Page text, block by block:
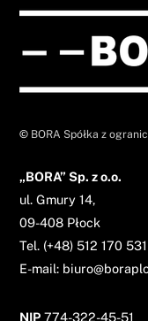
© BORA Spółka z
„BORA” Sp. z o.o.
ul. Gmury 14,
09-408 Płock
Tel. (+48) 512 170 531
E-mail:
NIP 774-322-45-51